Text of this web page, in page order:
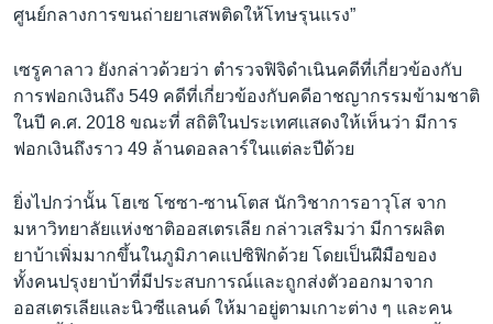
ศูนย์กลางการขนถ่ายยาเสพติดให้โทษรุนแรง”
เซรูคาลาว ยังกล่าวด้วยว่า ตำรวจฟิจิดำเนินคดีที่เกี่ยวข้องกับ
การฟอกเงินถึง 549 คดีที่เกี่ยวข้องกับคดีอาชญากรรมข้ามชาติ
ในปี ค.ศ. 2018 ขณะที่ สถิติในประเทศแสดงให้เห็นว่า มีการ
ฟอกเงินถึงราว 49 ล้านดอลลาร์ในแต่ละปีด้วย
ยิ่งไปกว่านั้น โฮเซ โซซา-ซานโตส นักวิชาการอาวุโส จาก
มหาวิทยาลัยแห่งชาติออสเตรเลีย กล่าวเสริมว่า มีการผลิต
ยาบ้าเพิ่มมากขึ้นในภูมิภาคแปซิฟิกด้วย โดยเป็นฝีมือของ
ทั้งคนปรุงยาบ้าที่มีประสบการณ์และถูกส่งตัวออกมาจาก
ออสเตรเลียและนิวซีแลนด์ ให้มาอยู่ตามเกาะต่าง ๆ และคน